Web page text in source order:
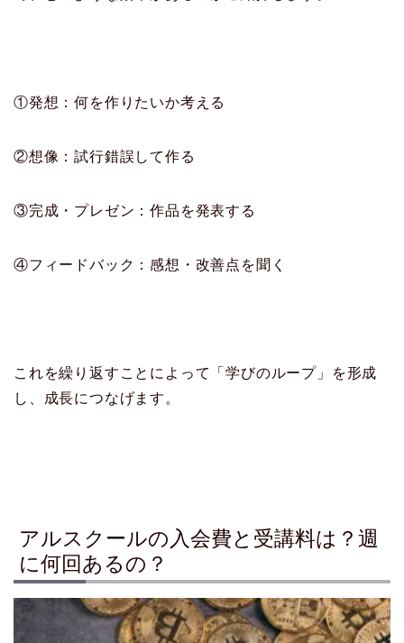
①発想：何を作りたいか考える
②想像：試行錯誤して作る
③完成・プレゼン：作品を発表する
④フィードバック：感想・改善点を聞く
これを繰り返すことによって「学びのループ」を形成
し、成長につなげます。
アルスクールの入会費と受講料は？週
に何回あるの？